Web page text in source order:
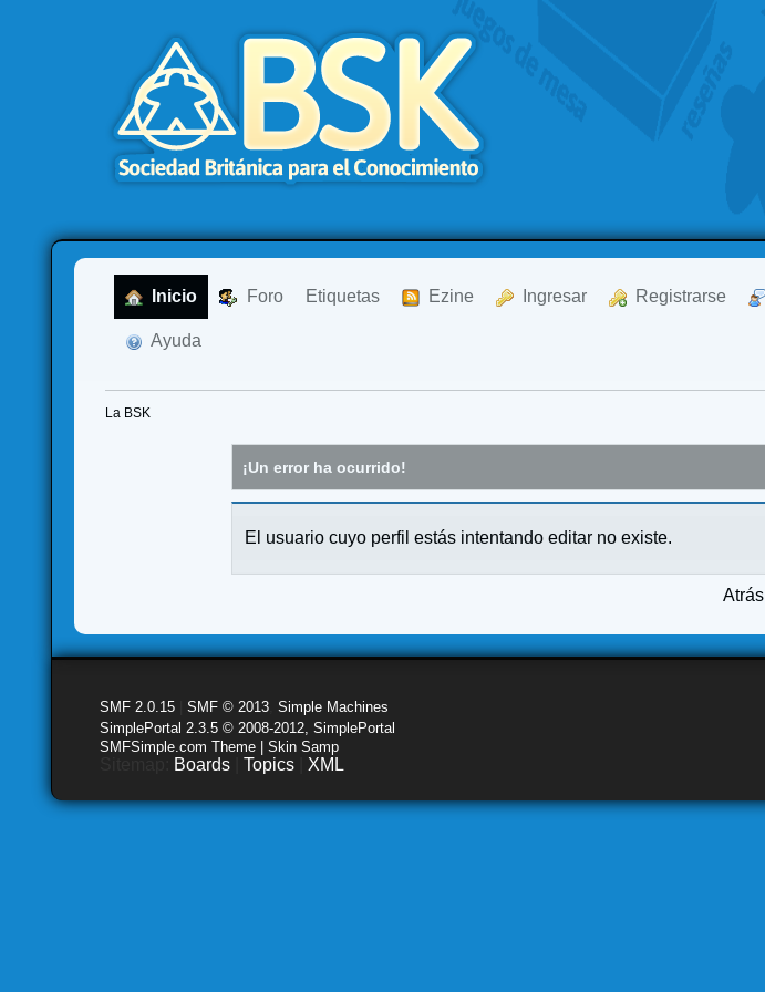
Inicio Foro Etiquetas Ezine Ingresar Registrarse
Ayuda
La BSK
¡Un error ha ocurrido!
El usuario cuyo perfil estás intentando editar no existe.
Atrás
SMF 2.0.15 |SMF © 2013 ,Simple Machines
SimplePortal 2.3.5 © 2008-2012, SimplePortal
SMFSimple.com Theme | Skin Samp
Boards |Topics XML